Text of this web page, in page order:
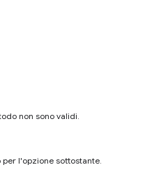
non sono validi.
l'opzione sottostante.